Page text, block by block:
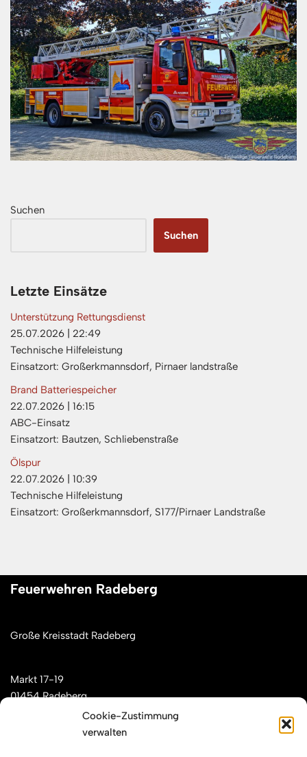
Cookie-Zustimmung
verwalten
Suchen
Suchen
Letzte Einsätze
Unterstützung Rettungsdienst
25.07.2026
22:49
Technische Hilfeleistung
Einsatzort: Großerkmannsdorf, Pirnaer landstraße
Brand Batteriespeicher
22.07.2026
16:15
ABC-Einsatz
Einsatzort: Bautzen, Schliebenstraße
Ölspur
22.07.2026
10:39
Technische Hilfeleistung
Einsatzort: Großerkmannsdorf, S177/Pirnaer Landstraße
Feuerwehren Radeberg
Große Kreisstadt Radeberg
Markt 17-19
01454 Radeberg